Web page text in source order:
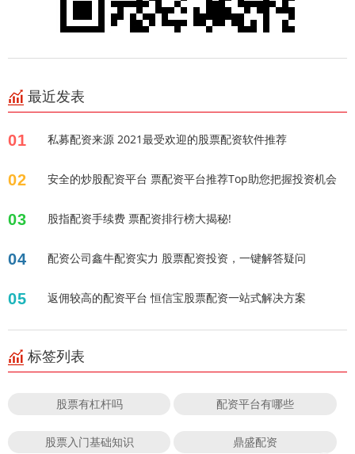
最近发表
01 私募配资来源 2021最受欢迎的股票配资软件推荐
02 安全的炒股配资平台 票配资平台推荐Top助您把握投资机会
03 股指配资手续费 票配资排行榜大揭秘!
04 配资公司鑫牛配资实力 股票配资投资，一键解答疑问
05 返佣较高的配资平台 恒信宝股票配资一站式解决方案
标签列表
股票有杠杆吗 配资平台有哪些
股票入门基础知识 鼎盛配资